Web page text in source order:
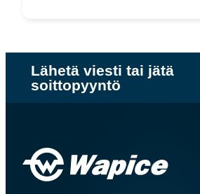
Lähetä viesti tai jätä
soittopyyntö